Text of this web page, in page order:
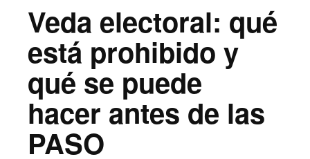
Veda electoral: qué
está prohibido y
qué se puede
hacer antes de las
PASO